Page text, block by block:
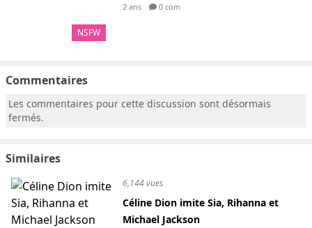
NSFW
2 ans 0 com
Commentaires
Les commentaires pour cette discussion sont désormais
fermés.
Similaires
6,144 vues
Céline Dion imite Sia, Rihanna et
Michael Jackson